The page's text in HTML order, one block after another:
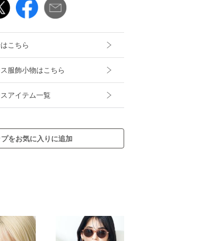
こちら
服飾小物はこちら
アイテム一覧
をお気に入りに追加